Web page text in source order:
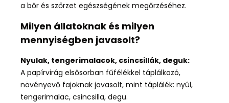
a bőr és szőrzet egészségének megőrzéséhez.
Milyen állatoknak és milyen
mennyiségben javasolt?
Nyulak, tengerimalacok, csincsillák, deguk:
A papírvirág elsősorban fűfélékkel táplálkozó,
növényevő fajoknak javasolt, mint táplálék: nyúl,
tengerimalac, csincsilla, degu.